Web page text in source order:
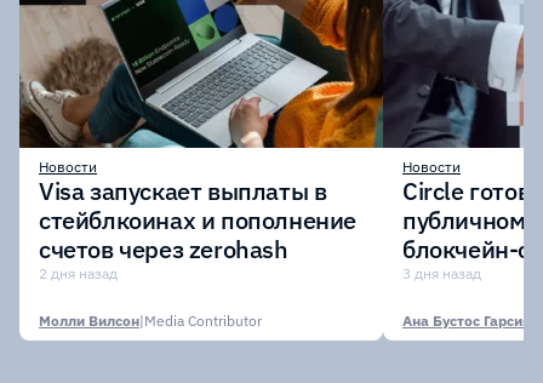
Новости
Visa запускает выплаты в
стейблкоинах и пополнение
счетов через zerohash
2 дня назад
Молли Вилсон|Media Contributor
Новости
Circle
публичному
блокчейн-
участии
3 дня назад
Ана Бустос Гарсия